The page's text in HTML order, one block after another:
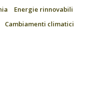
Energie rinnovabili
Cambiamenti climatici